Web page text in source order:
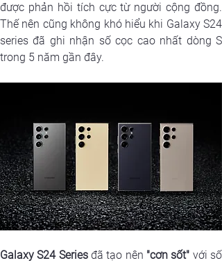
được phản hồi tích cực từ người cộng đồng.
Thế nên cũng không khó hiểu khi Galaxy S24
series đã ghi nhận số cọc cao nhất dòng S
trong 5 năm gần đây.
Galaxy S24 Series đã tạo nên "cơn sốt" với số